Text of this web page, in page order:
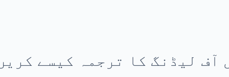
آف لیڈنگ کا ترجمہ کیسے